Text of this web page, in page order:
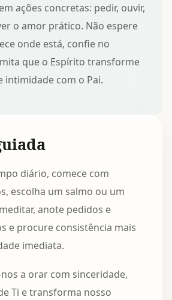
ações concretas: pedir, ouvir,
o amor prático. Não espere
onde está, confie no
que o Espírito transforme
intimidade com o Pai.
diário, comece com
escolha um salmo ou um
anote pedidos e
e procure consistência mais
imediata.
a orar com sinceridade,
Ti e transforma nosso